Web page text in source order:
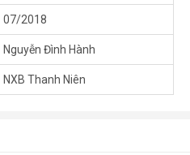
07/2018
Nguyễn Đình Hành
NXB Thanh Niên